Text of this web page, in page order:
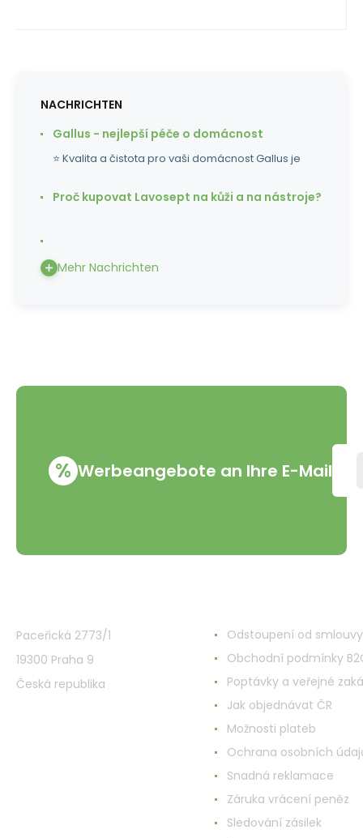
NACHRICHTEN
Gallus - nejlepší péče o domácnost
⭐ Kvalita a čistota pro vaši domácnost Gallus je
Proč kupovat Lavosept na kůži a na nástroje?
Mehr Nachrichten
% Werbeangebote an Ihre E-Mail
Paceřická 2773/1
19300 Praha 9
Česká republika
Odstoupení od smlouvy
Obchodní podmínky
Poptávky a veřejné
Jak objednávat ČR
Možnosti plateb
Ochrana osobních
Snadná reklamace
Záruka vrácení peněz
Sledování zásilek